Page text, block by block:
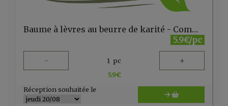
Baume à lèvres au beurre de karité - Comme Avant
5.9€/pc
- 1 pc +
5.9€
Réception souhaitée le